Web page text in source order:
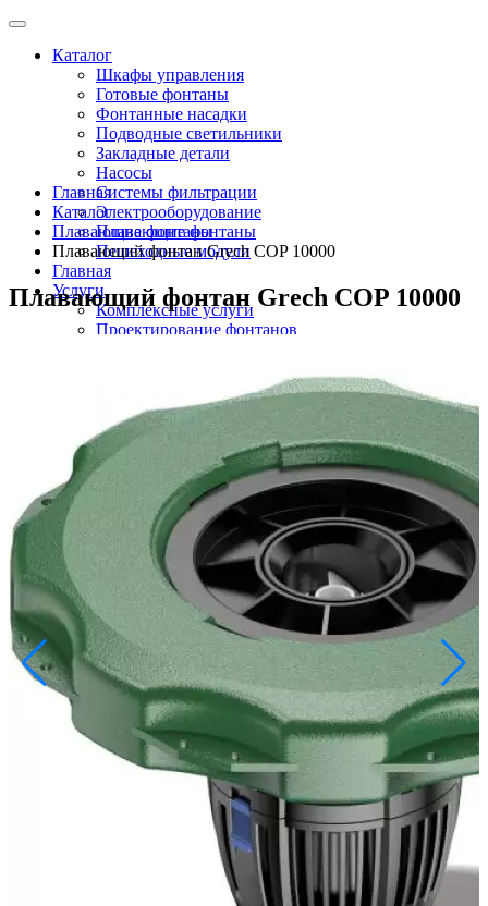
Каталог
Шкафы управления
Готовые фонтаны
Фонтанные насадки
Подводные светильники
Закладные детали
Насосы
Системы фильтрации
Электрооборудование
Плавающие фонтаны
Пешеходные модули
Главная
Услуги
Комплексные услуги
Проектирование фонтанов
Разработка и сборка шкафов управления
фонтанами
О компании
Новости
Доставка \ Оплата
Контакты
info@inoprom.ru
+7 (495) 374-90-93
Каталог
Шкафы управления
Готовые фонтаны
Фонтанные насадки
Подводные светильники
Закладные детали
Насосы
Системы фильтрации
Электрооборудование
Плавающие фонтаны
Главная
Каталог
Плавающие фонтаны
Плавающий фонтан Grech COP 10000
Плавающий фонтан Grech COP 10000